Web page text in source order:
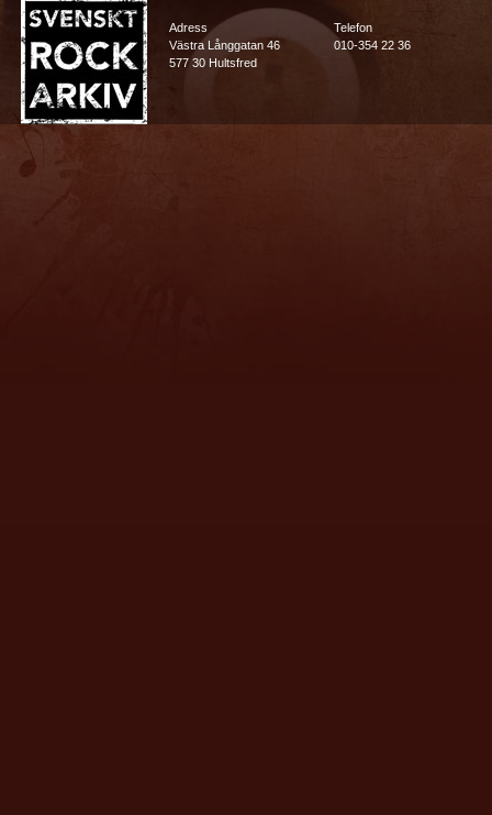
Adress
Västra Långgatan 46
577 30 Hultsfred
Telefon
010-354 22 36